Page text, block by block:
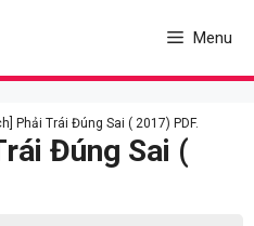
Menu
Phải Trái Đúng Sai ( 2017) PDF.
Đúng Sai (